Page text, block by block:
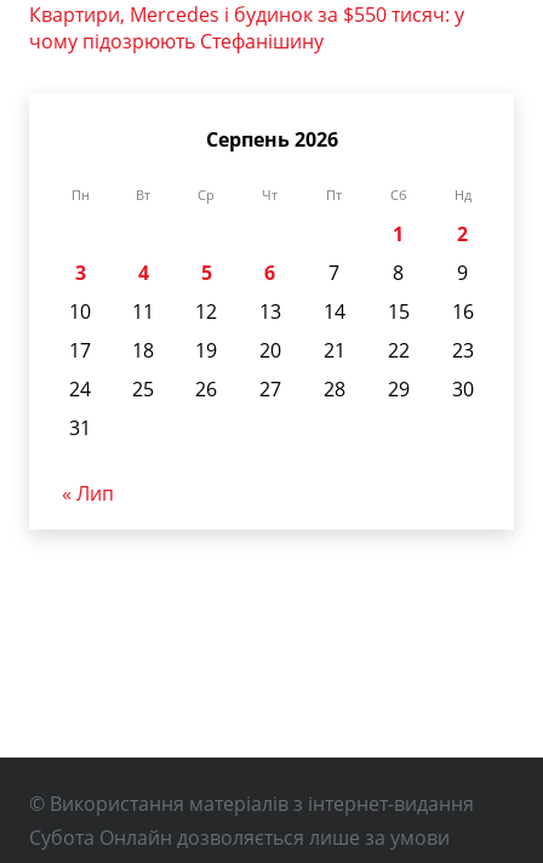
Квартири, Mercedes і будинок за $550 тисяч: у
чому підозрюють Стефанішину
Серпень 2026
Пн Вт Ср Чт Пт Сб Нд
1
2
3
4 5 6 7 8
9
10
11 12 13 14 15
16
17
18 19 20 21 22
23
24
25 26 27 28 29
30
31
« Лип
© Використання матеріалів з інтернет-видання
Субота Онлайн дозволяється лише за умови